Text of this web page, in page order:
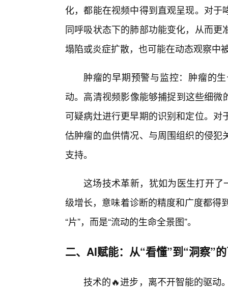
化，都能在视频中得到直观呈现。对
同呼吸状态下的肺部功能变化，从而
塌陷或炎症扩散，也可能在动态观察中
肿瘤的早期预警与监控：肿瘤的
动。高清视频影像能够捕捉到这些细
可疑病灶进行更早期的识别和定位。
估肿瘤的血供情况、与周围组织的侵
支持。
这场技术革新，犹如为医生打开了
级增长，意味着诊断的精度和广度都得
“片”，而是“流动的生命全景图”。
二、AI赋能：从“看懂”到“洞察”
技术的🔥进步，离不开智能的驱动